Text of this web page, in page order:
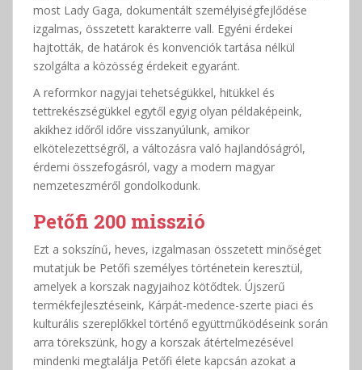
most Lady Gaga, dokumentált személyiségfejlődése
izgalmas, összetett karakterre vall. Egyéni érdekei
hajtották, de határok és konvenciók tartása nélkül
szolgálta a közösség érdekeit egyaránt.
A reformkor nagyjai tehetségükkel, hitükkel és
tettrekészségükkel egytől egyig olyan példaképeink,
akikhez időről időre visszanyúlunk, amikor
elkötelezettségről, a változásra való hajlandóságról,
érdemi összefogásról, vagy a modern magyar
nemzeteszméről gondolkodunk.
Petőfi 200 misszió
Ezt a sokszínű, heves, izgalmasan összetett minőséget
mutatjuk be Petőfi személyes történetein keresztül,
amelyek a korszak nagyjaihoz kötődtek. Újszerű
termékfejlesztéseink, Kárpát-medence-szerte piaci és
kulturális szereplőkkel történő együttműködéseink során
arra törekszünk, hogy a korszak átértelmezésével
mindenki megtalálja Petőfi élete kapcsán azokat a